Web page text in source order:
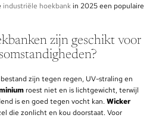
industriële hoekbankin 2025 een populaire
zijn geschikt voor
zijn tegen regen, UV-straling en
roest niet en is lichtgewicht, terwijl
is en goed tegen vocht kan. Wicker
die zonlicht en kou doorstaat. Voor